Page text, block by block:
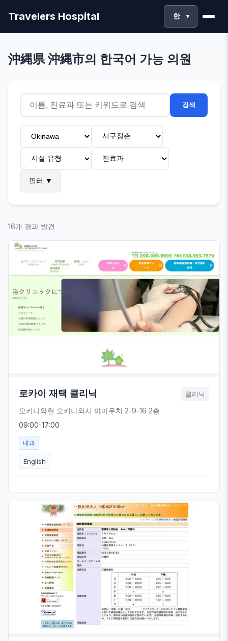
Travelers Hospital 한 ▼
沖縄県 沖縄市의 한국어 가능 의원
검색
필터 ▼
16개 결과 발견
로카이 재택 클리닉 클리닉
오키나와현 오키나와시 야마우치 2-9-16 2층
09:00-17:00
내과
English